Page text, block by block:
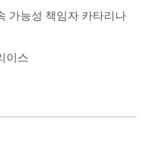
가능성 책임자 카타리나
이스